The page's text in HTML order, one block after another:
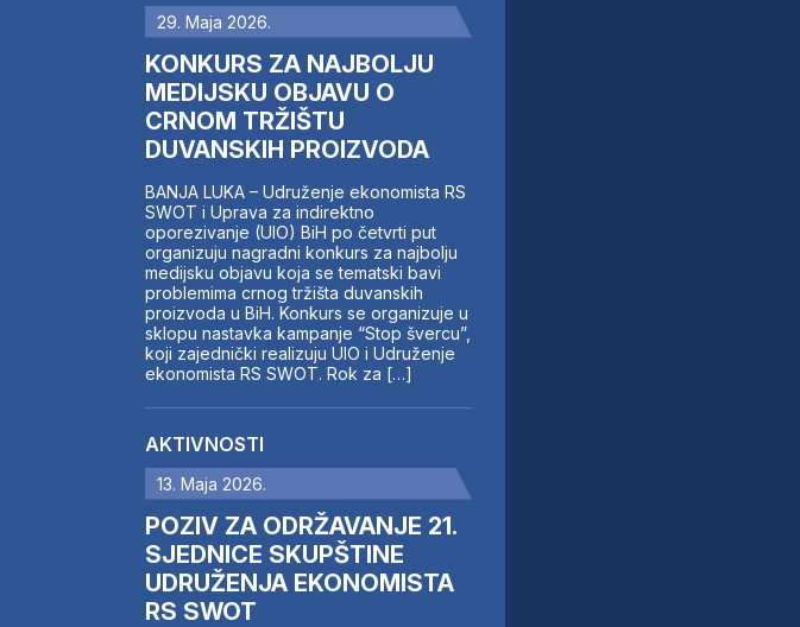
29. Maja 2026.
KONKURS ZA NAJBOLJU
MEDIJSKU OBJAVU O
CRNOM TRŽIŠTU
DUVANSKIH PROIZVODA
BANJA LUKA – Udruženje ekonomista RS
SWOT i Uprava za indirektno
oporezivanje (UIO) BiH po četvrti put
organizuju nagradni konkurs za najbolju
medijsku objavu koja se tematski bavi
problemima crnog tržišta duvanskih
proizvoda u BiH. Konkurs se organizuje u
sklopu nastavka kampanje “Stop švercu”,
koji zajednički realizuju UIO i Udruženje
ekonomista RS SWOT. Rok za […]
AKTIVNOSTI
13. Maja 2026.
POZIV ZA ODRŽAVANJE 21.
SJEDNICE SKUPŠTINE
UDRUŽENJA EKONOMISTA
RS SWOT